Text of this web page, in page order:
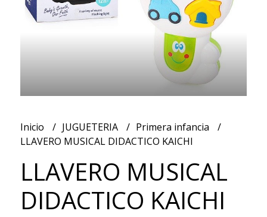
Inicio JUGUETERIA
Primera infancia
LLAVERO MUSICAL DIDACTICO KAICHI
LLAVERO MUSICAL
DIDACTICO KAICHI